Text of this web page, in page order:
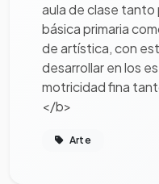
aula de clase
básica primaria
de artística, con
desarrollar en los
motricidad fina
</b>
Arte